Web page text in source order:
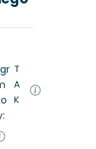
T
A
K